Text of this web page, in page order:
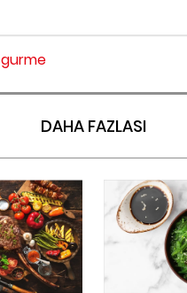
gurme
DAHA FAZLASI